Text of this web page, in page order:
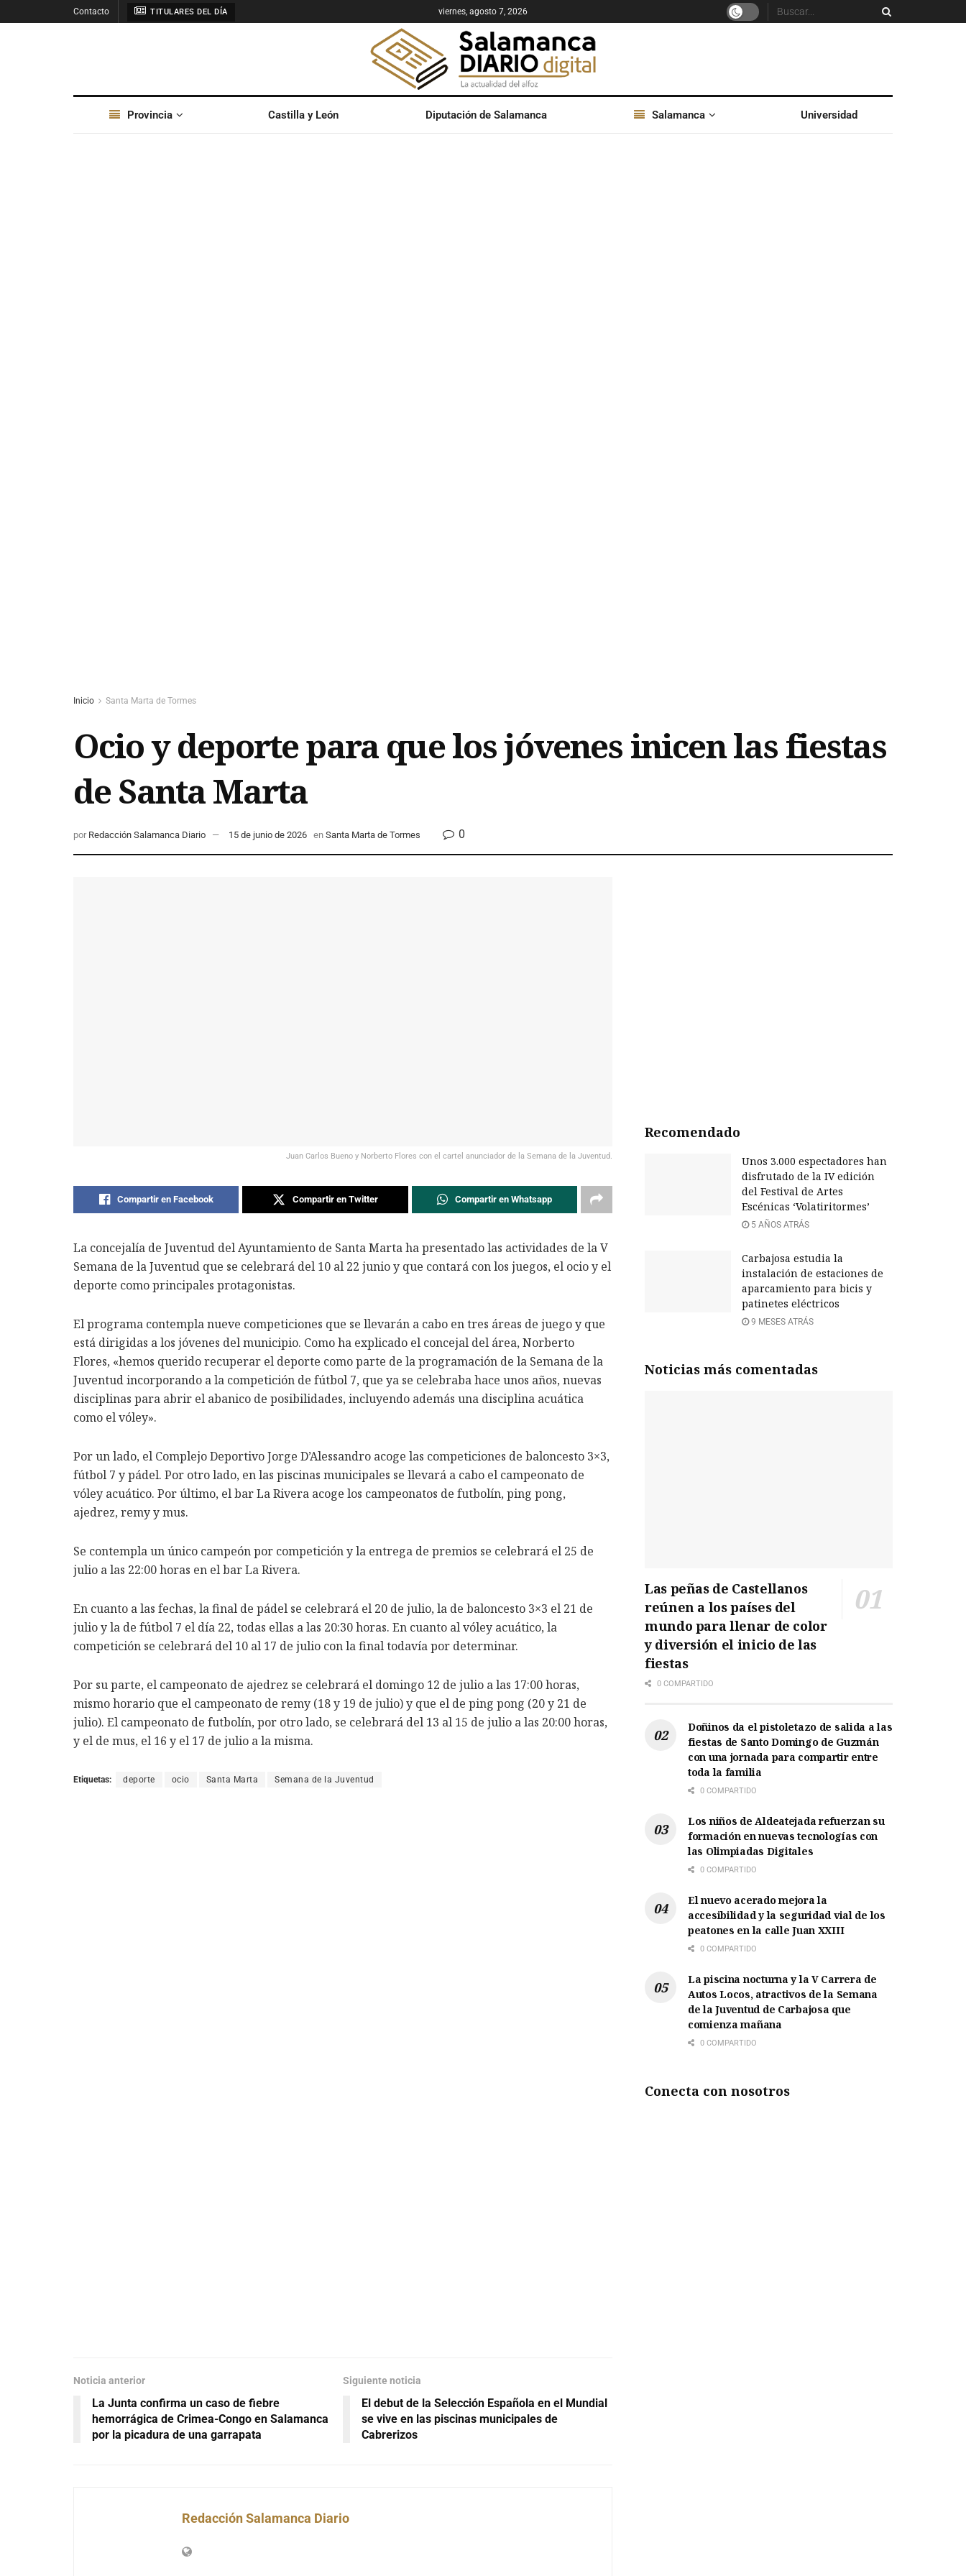
Contacto TITULARES DEL DÍA viernes, agosto 7, 2026
Provincia Castilla y León Diputación de Salamanca Salamanca Universidad
Inicio Santa Marta de Tormes
Ocio y deporte para que los jóvenes inicen las fiestas
de Santa Marta
por Redacción Salamanca Diario 15 de junio de 2026 en Santa Marta de Tormes 0
Juan Carlos Bueno y Norberto Flores con el cartel anunciador de la Semana de la Juventud.
Compartir en Facebook Compartir en Twitter Compartir en Whatsapp
La concejalía de Juventud del Ayuntamiento de Santa Marta ha presentado las actividades de la V
Semana de la Juventud que se celebrará del 10 al 22 junio y que contará con los juegos, el ocio y el
deporte como principales protagonistas.
El programa contempla nueve competiciones que se llevarán a cabo en tres áreas de juego y que
está dirigidas a los jóvenes del municipio. Como ha explicado el concejal del área, Norberto
Flores, «hemos querido recuperar el deporte como parte de la programación de la Semana de la
Juventud incorporando a la competición de fútbol 7, que ya se celebraba hace unos años, nuevas
disciplinas para abrir el abanico de posibilidades, incluyendo además una disciplina acuática
como el vóley».
Por un lado, el Complejo Deportivo Jorge D’Alessandro acoge las competiciones de baloncesto 3×3,
fútbol 7 y pádel. Por otro lado, en las piscinas municipales se llevará a cabo el campeonato de
vóley acuático. Por último, el bar La Rivera acoge los campeonatos de futbolín, ping pong,
ajedrez, remy y mus.
Se contempla un único campeón por competición y la entrega de premios se celebrará el 25 de
julio a las 22:00 horas en el bar La Rivera.
En cuanto a las fechas, la final de pádel se celebrará el 20 de julio, la de baloncesto 3×3 el 21 de
julio y la de fútbol 7 el día 22, todas ellas a las 20:30 horas. En cuanto al vóley acuático, la
competición se celebrará del 10 al 17 de julio con la final todavía por determinar.
Por su parte, el campeonato de ajedrez se celebrará el domingo 12 de julio a las 17:00 horas,
mismo horario que el campeonato de remy (18 y 19 de julio) y que el de ping pong (20 y 21 de
julio). El campeonato de futbolín, por otro lado, se celebrará del 13 al 15 de julio a las 20:00 horas,
y el de mus, el 16 y el 17 de julio a la misma.
Etiquetas: deporte ocio Santa Marta Semana de la Juventud
Noticia anterior
La Junta confirma un caso de fiebre
hemorrágica de Crimea-Congo en Salamanca
por la picadura de una garrapata
Siguiente noticia
El debut de la Selección Española en el Mundial
se vive en las piscinas municipales de
Cabrerizos
Redacción Salamanca Diario
Recomendado
Unos 3.000 espectadores han
disfrutado de la IV edición
del Festival de Artes
Escénicas ‘Volatiritormes’
5 AÑOS ATRÁS
Carbajosa estudia la
instalación de estaciones de
aparcamiento para bicis y
patinetes eléctricos
9 MESES ATRÁS
Noticias más comentadas
Las peñas de Castellanos
reúnen a los países del
mundo para llenar de color
y diversión el inicio de las
fiestas
0 COMPARTIDO
Doñinos da el pistoletazo de salida a las
fiestas de Santo Domingo de Guzmán
con una jornada para compartir entre
toda la familia
0 COMPARTIDO
Los niños de Aldeatejada refuerzan su
formación en nuevas tecnologías con
las Olimpiadas Digitales
0 COMPARTIDO
El nuevo acerado mejora la
accesibilidad y la seguridad vial de los
peatones en la calle Juan XXIII
0 COMPARTIDO
La piscina nocturna y la V Carrera de
Autos Locos, atractivos de la Semana
de la Juventud de Carbajosa que
comienza mañana
0 COMPARTIDO
Conecta con nosotros